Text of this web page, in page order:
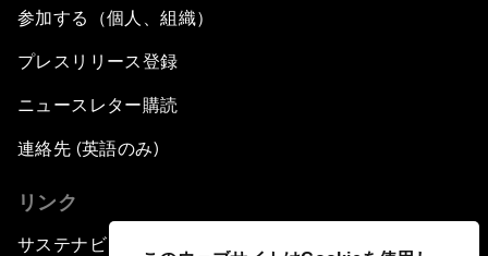
参加する（個人、組織）
プレスリリース登録
ニュースレター購読
連絡先 (英語のみ)
リンク
サステナビリティへの取り組み